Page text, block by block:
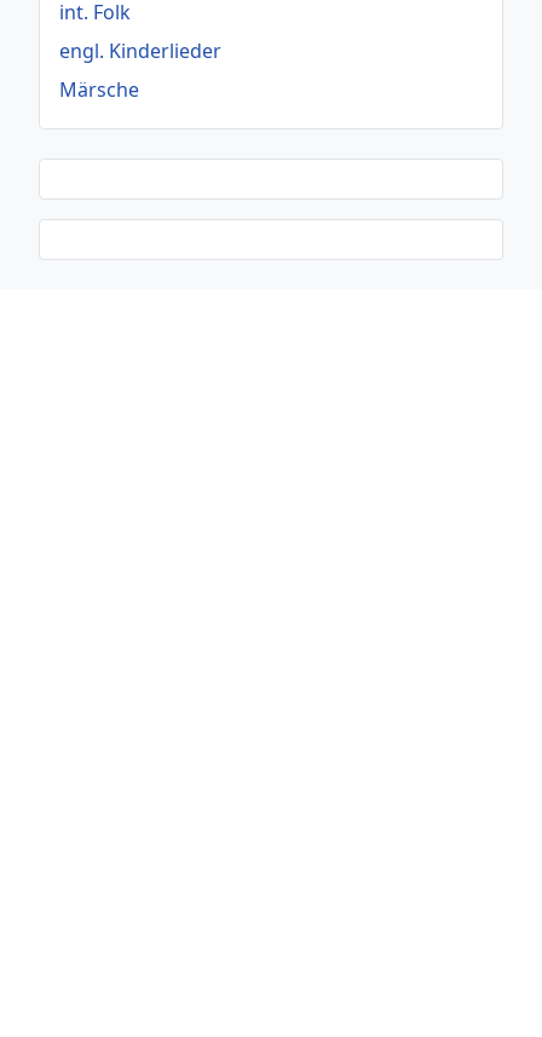
int. Folk
engl. Kinderlieder
Märsche